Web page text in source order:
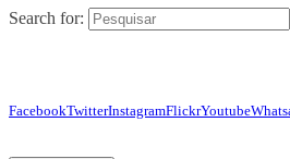
Search for:
FacebookTwitterInstagramFlickrYoutube